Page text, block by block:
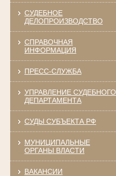
СУДЕБНОЕ
ДЕЛОПРОИЗВОДСТВО
СПРАВОЧНАЯ
ИНФОРМАЦИЯ
ПРЕСС-СЛУЖБА
УПРАВЛЕНИЕ СУДЕБНОГО
ДЕПАРТАМЕНТА
СУДЫ СУБЪЕКТА РФ
МУНИЦИПАЛЬНЫЕ
ОРГАНЫ ВЛАСТИ
ВАКАНСИИ